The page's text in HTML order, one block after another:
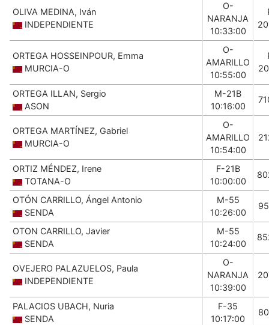
OLIVA MEDINA, Iván
INDEPENDIENTE
O-
NARANJA
10:33:00
ORTEGA HOSSEINPOUR, Emma
MURCIA-O
O-
AMARILLO
10:55:00
ORTEGA ILLAN, Sergio
ASON
M-21B
10:16:00
ORTEGA MARTÍNEZ, Gabriel
MURCIA-O
O-
AMARILLO
10:54:00
ORTIZ MÉNDEZ, Irene
TOTANA-O
F-21B
10:00:00
OTÓN CARRILLO, Ángel Antonio
SENDA
M-55
10:26:00
OTON CARRILLO, Javier
SENDA
M-55
10:24:00
OVEJERO PALAZUELOS, Paula
INDEPENDIENTE
O-
NARANJA
10:39:00
PALACIOS UBACH, Nuria
SENDA
F-35
10:17:00